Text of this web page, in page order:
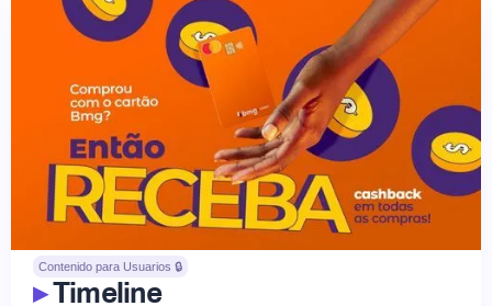
Contenido para Usuarios 🔒
▸Timeline